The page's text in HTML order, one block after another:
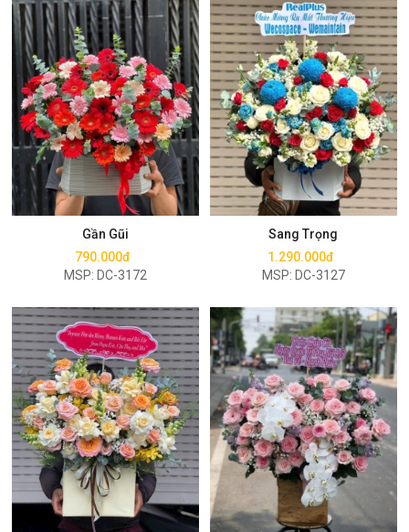
Gần Gũi
790.000đ
MSP: DC-3172
Mua ngay
Sang Trọng
1.290.000đ
MSP: DC-3127
Mua ngay
Mua ngay Mua ngay